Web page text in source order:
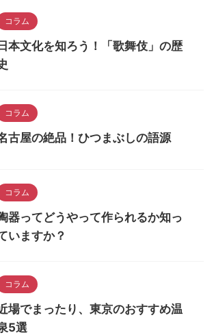
コラム
本文化を知ろう！「歌舞伎」の歴
コラム
古屋の絶品！ひつまぶしの語源
コラム
器ってどうやって作られるか知っ
いますか？
コラム
場でまったり、東京のおすすめ温
5選